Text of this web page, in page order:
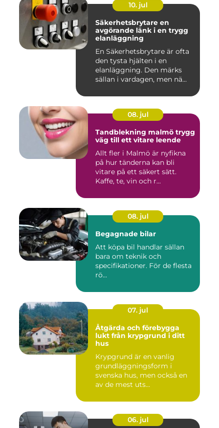
10. jul
Säkerhetsbrytare en
avgörande länk i en trygg
elanläggning
En Säkerhetsbrytare är ofta
den tysta hjälten i en
elanläggning. Den märks
sällan i vardagen, men nä...
08. jul
Tandblekning malmö trygg
väg till ett vitare leende
Allt fler i Malmö är nyfikna
på hur tänderna kan bli
vitare på ett säkert sätt.
Kaffe, te, vin och r...
08. jul
Begagnade bilar
Att köpa bil handlar sällan
bara om teknik och
specifikationer. För de flesta
rö...
07. jul
Åtgärda och förebygga
lukt från krypgrund i ditt
hus
Krypgrund är en vanlig
grundläggningsform i
svenska hus, men också en
av de mest uts...
06. jul